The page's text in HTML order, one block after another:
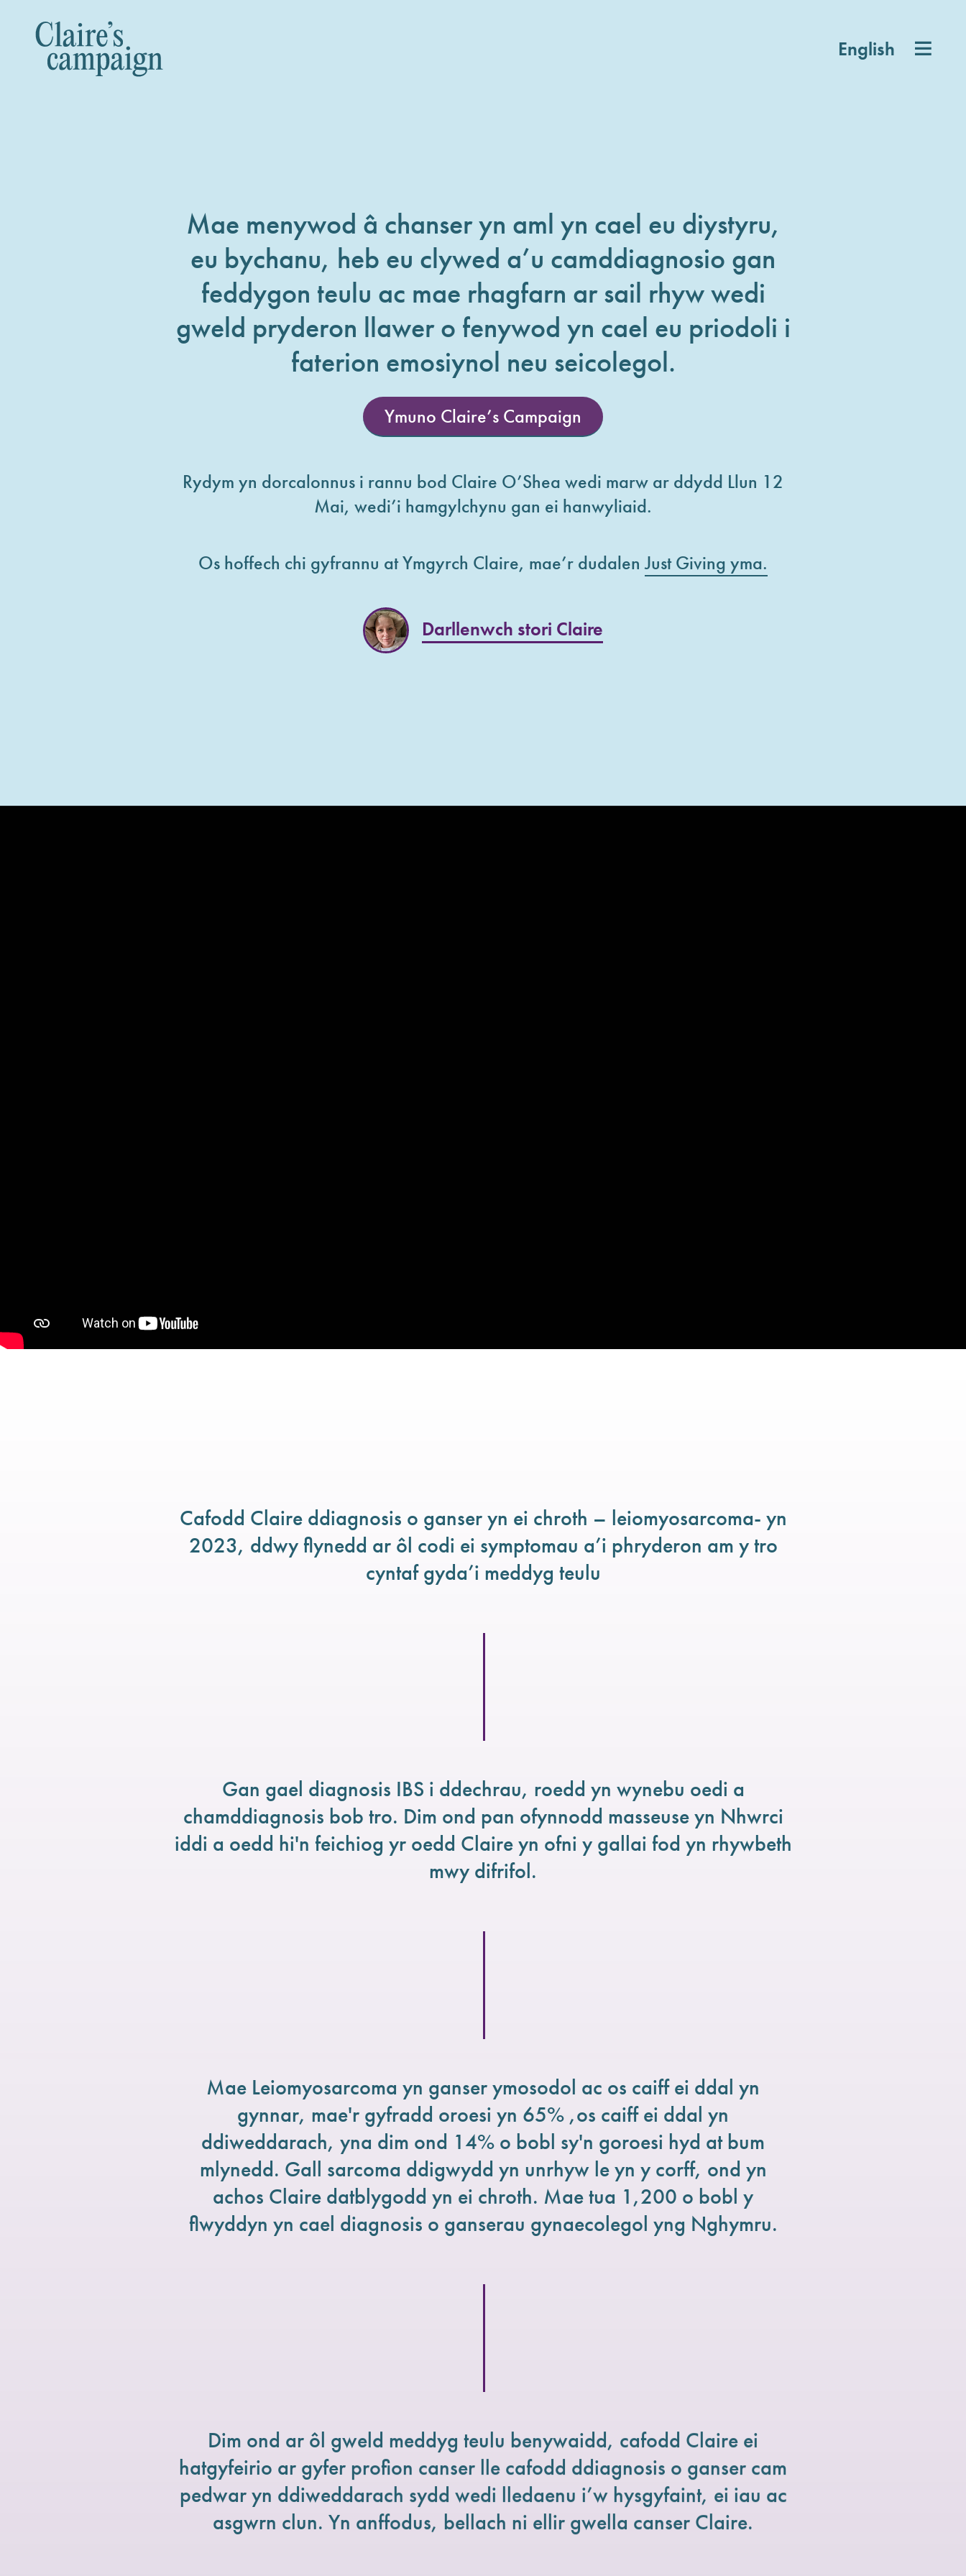
English
Mae menywod â chanser yn aml yn cael eu diystyru,
eu bychanu, heb eu clywed a’u camddiagnosio gan
feddygon teulu ac mae rhagfarn ar sail rhyw wedi
gweld pryderon llawer o fenywod yn cael eu priodoli i
faterion emosiynol neu seicolegol.
Ymuno Claire’s Campaign
Rydym yn dorcalonnus i rannu bod Claire O’Shea wedi marw ar ddydd Llun 12
Mai, wedi’i hamgylchynu gan ei hanwyliaid.
Os hoffech chi gyfrannu at Ymgyrch Claire, mae’r dudalenJust Giving yma.
Darllenwch stori Claire
Cafodd Claire ddiagnosis o ganser yn ei chroth – leiomyosarcoma- yn
2023, ddwy flynedd ar ôl codi ei symptomau a’i phryderon am y tro
cyntaf gyda’i meddyg teulu
Gan gael diagnosis IBS i ddechrau, roedd yn wynebu oedi a
chamddiagnosis bob tro. Dim ond pan ofynnodd masseuse yn Nhwrci
iddi a oedd hi'n feichiog yr oedd Claire yn ofni y gallai fod yn rhywbeth
mwy difrifol.
Mae Leiomyosarcoma yn ganser ymosodol ac os caiff ei ddal yn
gynnar, mae'r gyfradd oroesi yn 65% ,os caiff ei ddal yn
ddiweddarach, yna dim ond 14% o bobl sy'n goroesi hyd at bum
mlynedd. Gall sarcoma ddigwydd yn unrhyw le yn y corff, ond yn
achos Claire datblygodd yn ei chroth. Mae tua 1,200 o bobl y
flwyddyn yn cael diagnosis o ganserau gynaecolegol yng Nghymru.
Dim ond ar ôl gweld meddyg teulu benywaidd, cafodd Claire ei
hatgyfeirio ar gyfer profion canser lle cafodd ddiagnosis o ganser cam
pedwar yn ddiweddarach sydd wedi lledaenu i’w hysgyfaint, ei iau ac
asgwrn clun. Yn anffodus, bellach ni ellir gwella canser Claire.